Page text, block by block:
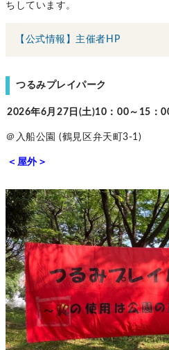
ちしています。
【公式情報】主催者HP
つるみプレイパーク
2026年6月27日(土)10：00～15：
＠入船公園 (鶴見区弁天町3-1)
＜屋外＞